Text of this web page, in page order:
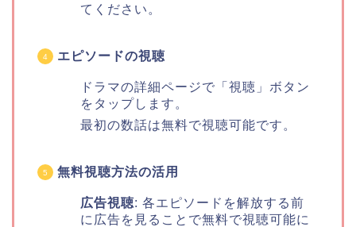
てください。
エピソードの視聴
ドラマの詳細ページで「視聴」ボタン
をタップします。
最初の数話は無料で視聴可能です。
無料視聴方法の活用
広告視聴: 各エピソードを解放する前
に広告を見ることで無料で視聴可能に